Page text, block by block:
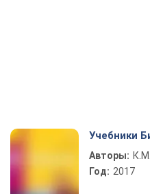
Учебники
Авторы:
Год: 2017